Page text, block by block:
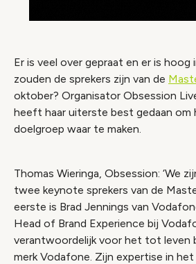
Er is veel over gepraat en er is hoog
zouden de sprekers zijn van de
oktober? Organisator Obsession
heeft haar uiterste best gedaan om
doelgroep waar te maken.
Thomas Wieringa, Obsession: ‘We
twee keynote sprekers van de
eerste is Brad Jennings van
Head of Brand Experience bij
verantwoordelijk voor het tot leven
merk Vodafone. Zijn expertise in het